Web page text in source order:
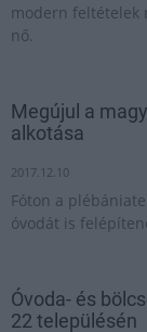
modern feltételek
nő.
Megújul a
alkotása
2017.12.10
Fóton a
óvodát is
Óvoda- és
22 településén